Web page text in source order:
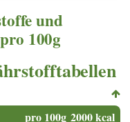
und
100g
pro 100g 2000 kcal